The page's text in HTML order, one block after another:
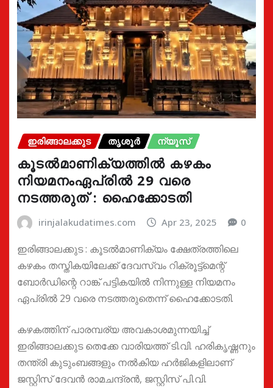
ഇരിങ്ങാലക്കുട തൃശൂർ ന്യൂസ്
കൂടൽമാണിക്യത്തിൽ കഴകം
നിയമനംഏപ്രിൽ 29 വരെ
നടത്തരുത് : ഹൈക്കോടതി
irinjalakudatimes.com Apr 23, 2025 0
ഇരിങ്ങാലക്കുട : കൂടൽമാണിക്യം ക്ഷേത്രത്തിലെ
കഴകം തസ്തികയിലേക്ക് ദേവസ്വം റിക്രൂട്ട്മെന്റ്
ബോർഡിന്റെ റാങ്ക് പട്ടികയിൽ നിന്നുള്ള നിയമനം
ഏപ്രിൽ 29 വരെ നടത്തരുതെന്ന് ഹൈക്കോടതി.
കഴകത്തിന് പാരമ്പര്യ അവകാശമുന്നയിച്ച്
ഇരിങ്ങാലക്കുട തെക്കേ വാരിയത്ത് ടി.വി. ഹരികൃഷ്ണനും
തന്ത്രി കുടുംബങ്ങളും നൽകിയ ഹർജികളിലാണ്
ജസ്റ്റിസ് ദേവൻ രാമചന്ദ്രൻ, ജസ്റ്റിസ് ‌പി.വി.